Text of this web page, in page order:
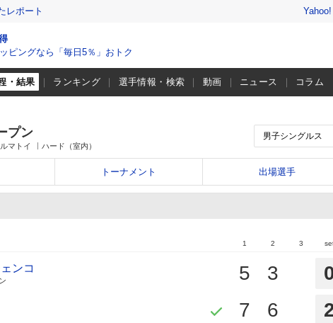
レポート
ピングなら「毎日5％」おトク
・結果 ランキング 選手情報・検索 動画 ニュース コラム
プン
マトイ ハード（室内）
トーナメント 出場選手
1 2 3
ンコ 5 3
7 6